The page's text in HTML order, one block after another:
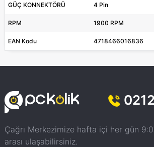
GÜÇ KONNEKTÖRÜ 4 Pin
RPM 1900 RPM
EAN Kodu 4718466016836
Çağrı Merkezimize hafta içi her gün
arası ulaşabilirsiniz.